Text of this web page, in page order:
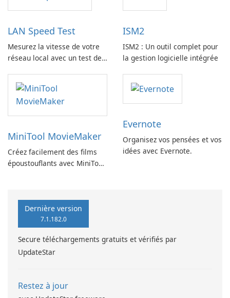
LAN Speed Test
Mesurez la vitesse de votre
réseau local avec un test de
ISM2
ISM2 : Un outil complet pour
la gestion logicielle intégrée
MiniTool MovieMaker
Créez facilement des films
époustouflants avec MiniTool
Evernote
Organisez vos pensées et vos
idées avec Evernote.
Dernière version
7.1.182.0
Secure téléchargements gratuits et vérifiés par
UpdateStar
Restez à jour